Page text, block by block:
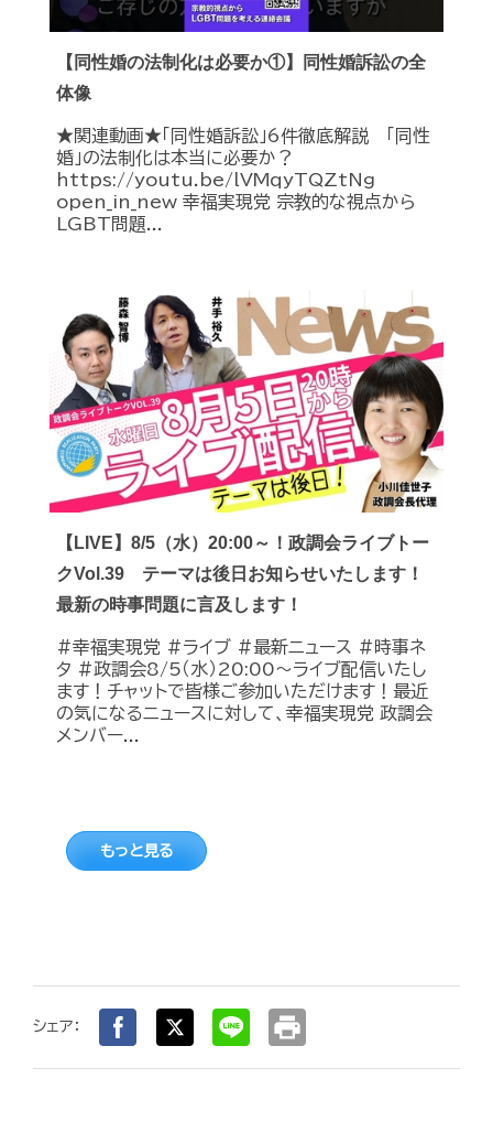
【同性婚の法制化は必要か①】同性婚訴訟の全
体像
★関連動画★「同性婚訴訟」6件徹底解説 「同性
婚」の法制化は本当に必要か？
https://youtu.be/lVMqyTQZtNg
open_in_new 幸福実現党 宗教的な視点から
LGBT問題...
【LIVE】8/5（水）20:00～！政調会ライブトー
クVol.39 テーマは後日お知らせいたします！
最新の時事問題に言及します！
#幸福実現党 #ライブ #最新ニュース #時事ネ
タ #政調会8/5（水）20:00～ライブ配信いたし
ます！チャットで皆様ご参加いただけます！最近
の気になるニュースに対して、幸福実現党 政調会
メンバー...
もっと見る
シェア： print